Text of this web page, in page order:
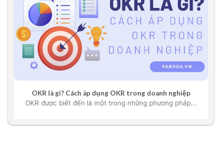
OKR là gì? Cách áp dụng OKR trong doanh nghiệp
OKR được biết đến là một trong những phương pháp...